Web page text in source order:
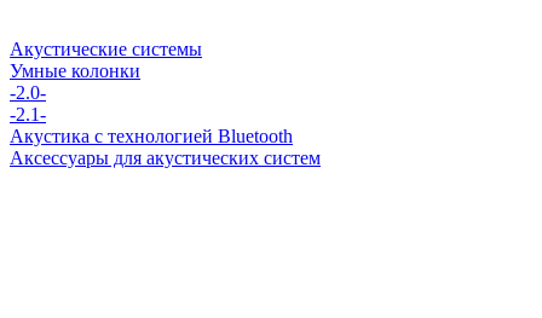
Акустические системы
Умные колонки
-2.0-
-2.1-
Акустика с технологией Bluetooth
Аксессуары для акустических систем